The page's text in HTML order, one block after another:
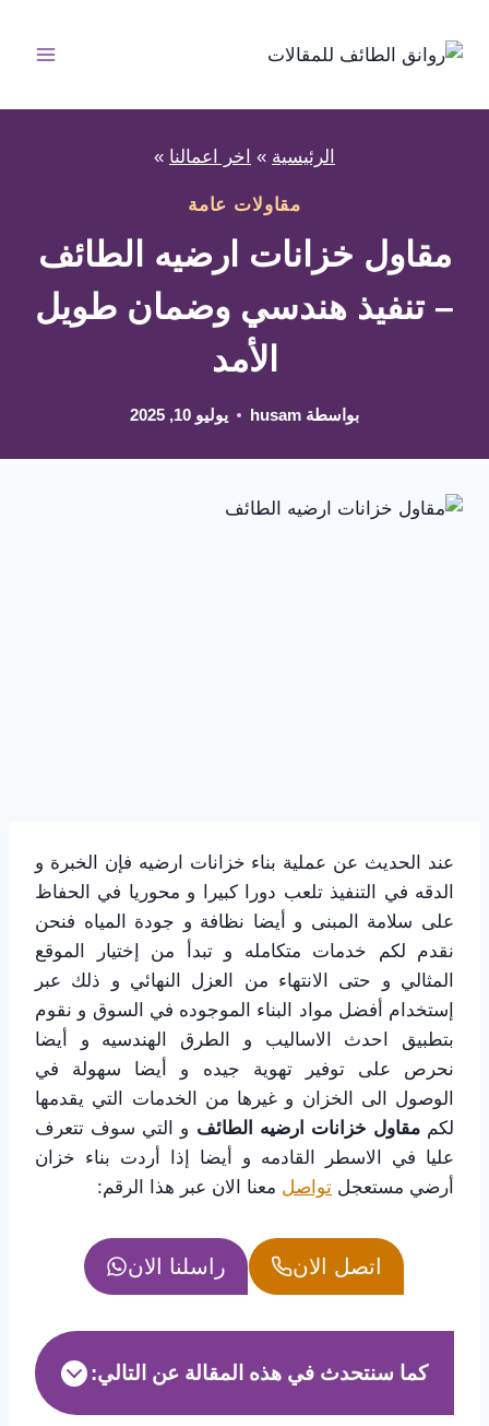
المحتوى
الرئيسية » اخر اعمالنا »
مقاولات عامة
مقاول خزانات ارضيه الطائف
– تنفيذ هندسي وضمان طويل
الأمد
بواسطة husam يوليو 10, 2025
عند الحديث عن عملية بناء خزانات ارضيه فإن الخبرة و
الدقه في التنفيذ تلعب دورا كبيرا و محوريا في الحفاظ
على سلامة المبنى و أيضا نظافة و جودة المياه فنحن
نقدم لكم خدمات متكامله و تبدأ من إختيار الموقع
المثالي و حتى الانتهاء من العزل النهائي و ذلك عبر
إستخدام أفضل مواد البناء الموجوده في السوق و نقوم
بتطبيق احدث الاساليب و الطرق الهندسيه و أيضا
نحرص على توفير تهوية جيده و أيضا سهولة في
الوصول الى الخزان و غيرها من الخدمات التي يقدمها
لكممقاول خزانات ارضيه الطائف و التي سوف تتعرف
عليا في الاسطر القادمه و أيضا إذا أردت بناء خزان
أرضي مستعجل تواصل معنا الان عبر هذا الرقم:
اتصل الان راسلنا الان
كما سنتحدث في هذه المقالة عن التالي: